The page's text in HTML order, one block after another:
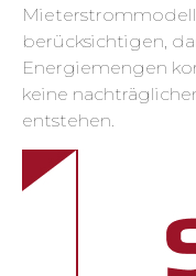
berücksichtigen,
Energiemengen
keine
entstehen.